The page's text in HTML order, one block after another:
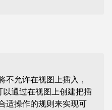
不允许在视图上插入，
通过在视图上创建把插
适操作的规则来实现可